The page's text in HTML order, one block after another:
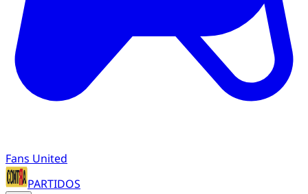
Fans United
PARTIDOS